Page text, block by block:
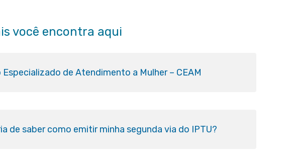
você encontra aqui
Especializado de Atendimento a Mulher – CEAM
de saber como emitir minha segunda via do IPTU?